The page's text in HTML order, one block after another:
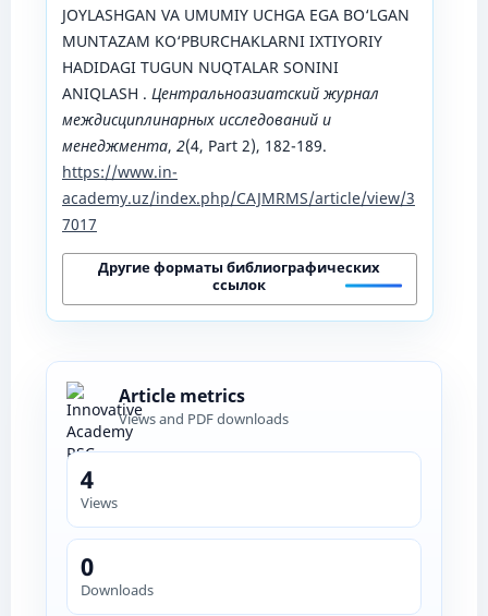
JOYLASHGAN VA UMUMIY UCHGA EGA BO‘LGAN
MUNTAZAM KO‘PBURCHAKLARNI IXTIYORIY
HADIDAGI TUGUN NUQTALAR SONINI
ANIQLASH . Центральноазиатский журнал
междисциплинарных исследований и
менеджмента, 2(4, Part 2), 182-189.
https://www.in-
academy.uz/index.php/CAJMRMS/article/view/3
7017
Другие форматы библиографических
ссылок
Article metrics
Views and PDF downloads
4
Views
0
Downloads